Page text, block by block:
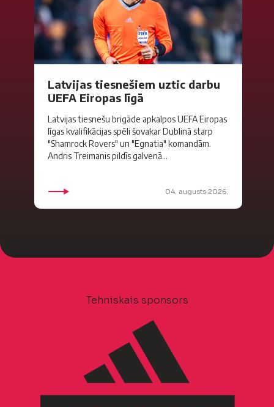
Latvijas tiesnešiem uztic darbu
UEFA Eiropas līgā
Latvijas tiesnešu brigāde apkalpos UEFA Eiropas
līgas kvalifikācijas spēli šovakar Dublinā starp
"Shamrock Rovers" un "Egnatia" komandām.
Andris Treimanis pildīs galvenā...
04. augusts 2026.
Tehniskais sponsors